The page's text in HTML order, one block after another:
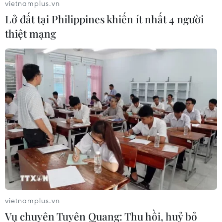
Tuần tới, nắng nóng kết thúc ở Bắc Bộ,
mưa dông tiếp diễn về đêm
29/05/2021 09:46
Trung tâm Dự báo Khí tượng Thủy văn Quốc gia dự
báo, từ tuần tới, nắng nóng kết thúc ở Bắc Bộ, mưa
dông tiếp diễn về đêm, đề phòng thời tiết nguy hiểm.
vietnamplus.vn
Lở đất tại Philippines khiến ít nhất 4 người
thiệt mạng
vietnamplus.vn
Vụ chuyên Tuyên Quang: Thu hồi, huỷ bỏ